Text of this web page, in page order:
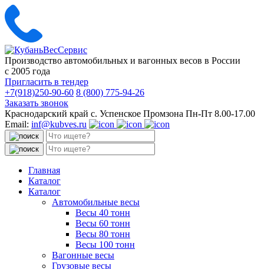
Производство автомобильных и вагонных весов в России
с 2005 года
Пригласить в тендер
+7(918)250-90-60 8 (800) 775-94-26
Заказать звонок
Краснодарский край с. Успенское Промзона Пн-Пт 8.00-17.00
Email: inf@kubves.ru
Поиск:
Поиск:
Главная
Каталог
Каталог
Автомобильные весы
Весы 40 тонн
Весы 60 тонн
Весы 80 тонн
Весы 100 тонн
Вагонные весы
Грузовые весы